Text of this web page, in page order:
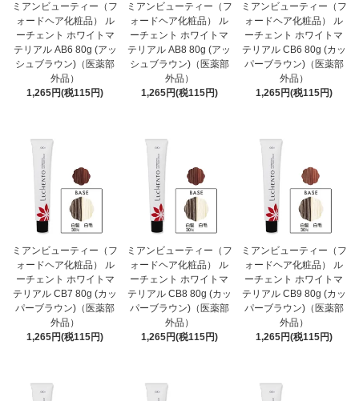
ミアンビューティー（フ
ォードヘア化粧品） ル
ーチェント ホワイトマ
テリアル AB6 80g (アッ
シュブラウン)（医薬部
外品）
1,265円(税115円)
ミアンビューティー（フ
ォードヘア化粧品） ル
ーチェント ホワイトマ
テリアル AB8 80g (アッ
シュブラウン)（医薬部
外品）
1,265円(税115円)
ミアンビューティー（フ
ォードヘア化粧品） ル
ーチェント ホワイトマ
テリアル CB6 80g (カッ
パーブラウン)（医薬部
外品）
1,265円(税115円)
ミアンビューティー（フ
ォードヘア化粧品） ル
ーチェント ホワイトマ
テリアル CB7 80g (カッ
パーブラウン)（医薬部
外品）
1,265円(税115円)
ミアンビューティー（フ
ォードヘア化粧品） ル
ーチェント ホワイトマ
テリアル CB8 80g (カッ
パーブラウン)（医薬部
外品）
1,265円(税115円)
ミアンビューティー（フ
ォードヘア化粧品） ル
ーチェント ホワイトマ
テリアル CB9 80g (カッ
パーブラウン)（医薬部
外品）
1,265円(税115円)